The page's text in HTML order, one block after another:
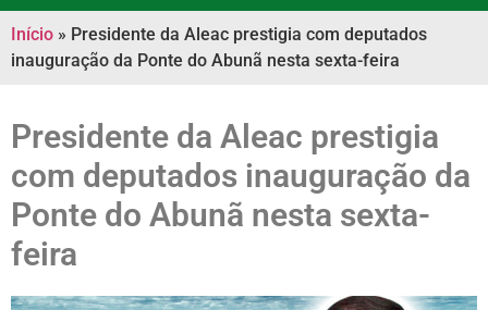
Início » Presidente da Aleac prestigia com deputados
inauguração da Ponte do Abunã nesta sexta-feira
Presidente da Aleac prestigia
com deputados inauguração da
Ponte do Abunã nesta sexta-
feira